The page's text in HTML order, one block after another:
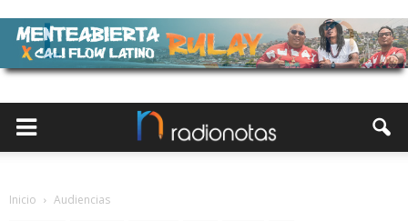
Inicio Audiencias